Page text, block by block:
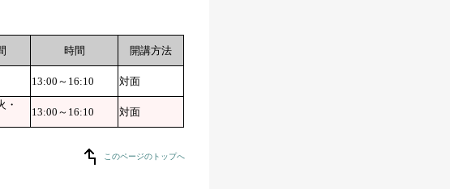
時間 開講方法
13:00～16:10 対面
・
13:00～16:10 対面
このページのトップへ